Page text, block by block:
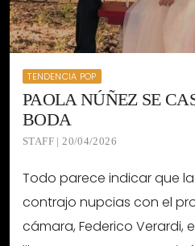
TENDENCIA POP
PAOLA NÚÑEZ SE
BODA
STAFF | 20/04/2026
Todo parece indicar que
contrajo nupcias con el
cámara, Federico Verardi,